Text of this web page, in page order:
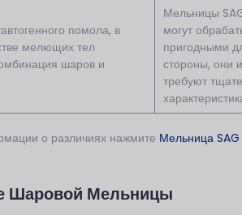
помола, в
мелющих тел
шаров и
Мельницы
могут
пригодными
стороны, они
требуют
о различиях нажмите Мельница
Шаровой Мельницы